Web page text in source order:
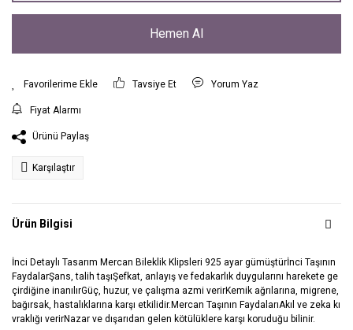
Hemen Al
Tavsiye Et Yorum Yaz
Fiyat Alarmı
Ürünü Paylaş
Karşılaştır
Ürün Bilgisi
İnci Detaylı Tasarım Mercan Bileklik Klipsleri 925 ayar gümüştürİnci Taşının
FaydalarŞans, talih taşıŞefkat, anlayış ve fedakarlık duygularını harekete ge
çirdiğine inanılırGüç, huzur, ve çalışma azmi verirKemik ağrılarına, migrene,
bağırsak, hastalıklarına karşı etkilidir.Mercan Taşının FaydalarıAkıl ve zeka kı
vraklığı verirNazar ve dışarıdan gelen kötülüklere karşı koruduğu bilinir.